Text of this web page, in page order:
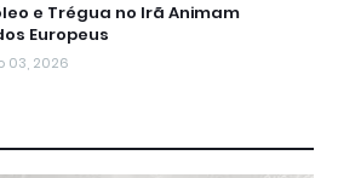
e Trégua no Irã Animam
Europeus
03, 2026